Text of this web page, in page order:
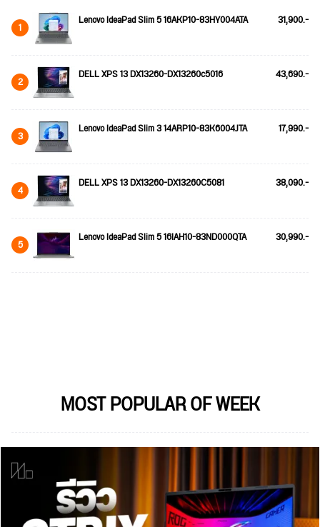
1 Lenovo IdeaPad Slim 5 16AKP10-83HY004ATA 31,900.-
2 DELL XPS 13 DX13260-DX13260c5016 43,690.-
3 Lenovo IdeaPad Slim 3 14ARP10-83K6004JTA 17,990.-
4 DELL XPS 13 DX13260-DX13260C5081 38,090.-
5 Lenovo IdeaPad Slim 5 16IAH10-83ND000QTA 30,990.-
MOST POPULAR OF WEEK